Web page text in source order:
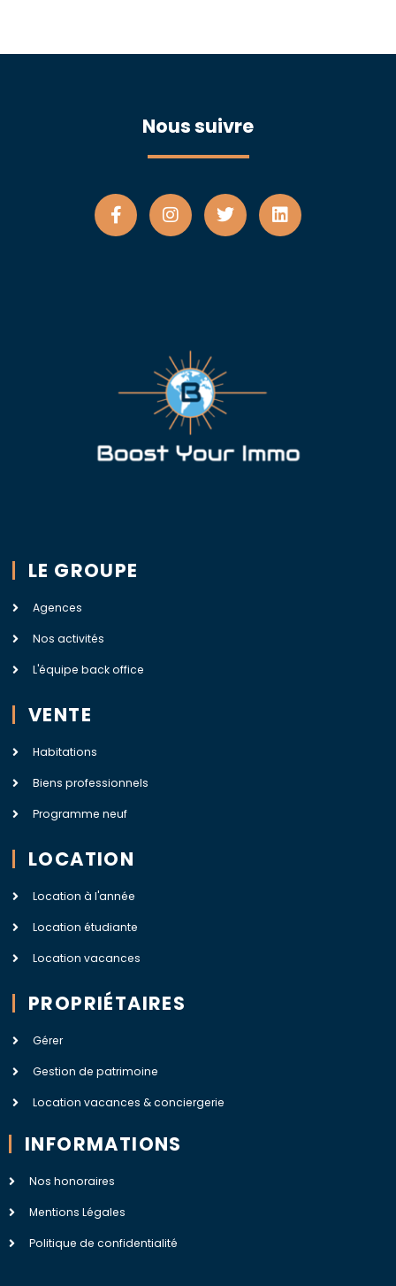
Nous suivre
LE GROUPE
Agences
Nos activités
L'équipe back office
VENTE
Habitations
Biens professionnels
Programme neuf
LOCATION
Location à l'année
Location étudiante
Location vacances
PROPRIÉTAIRES
Gérer
Gestion de patrimoine
Location vacances & conciergerie
INFORMATIONS
Nos honoraires
Mentions Légales
Politique de confidentialité